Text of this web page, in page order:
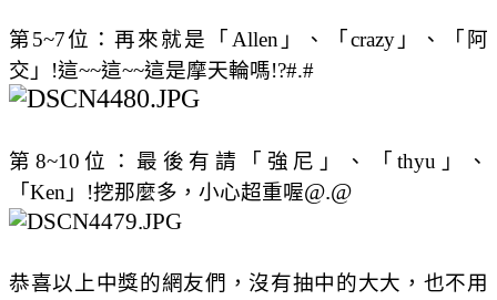
第5~7位：再來就是「Allen」、「crazy」、「阿
交」!這~~這~~這是摩天輪嗎!?#.#
第 8~10 位： 最後有請 「 強尼 」、「 thyu 」、
「 Ken 」 !挖那麼多，小心超重喔@.@
恭喜以上中獎的網友們，沒有抽中的大大，也不用